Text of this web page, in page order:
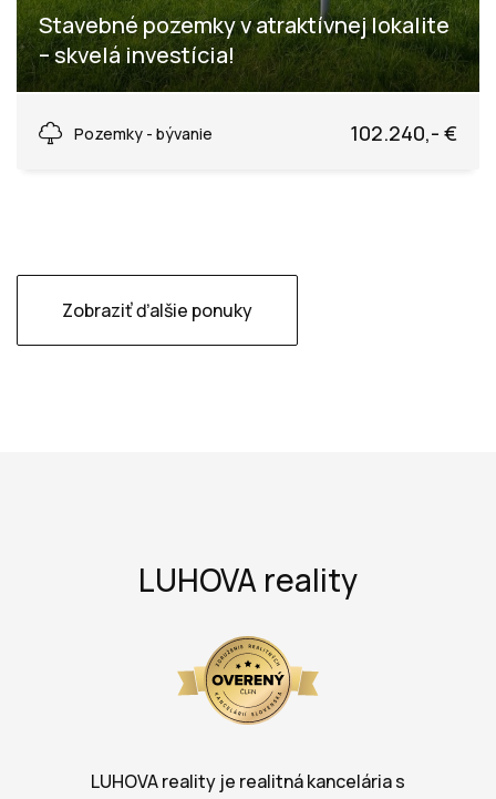
Stavebné pozemky v atraktívnej lokalite
– skvelá investícia!
Pozemky - bývanie
102.240,- €
Zobraziť ďalšie ponuky
LUHOVA reality
LUHOVA reality je realitná kancelária s